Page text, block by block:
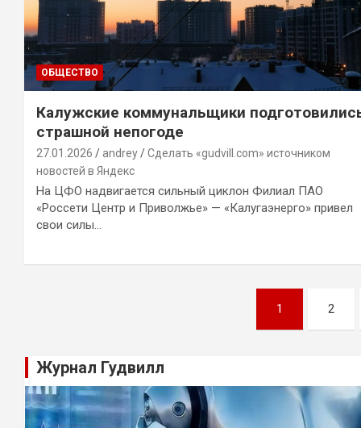
ОБЩЕСТВО
Калужские коммунальщики
страшной непогоде
27.01.2026 andrey
Сделать «gudvill.com» источником
новостей в Яндекс
На ЦФО надвигается сильный циклон Филиал ПАО
«Россети Центр и Приволжье» — «Калугаэнерго» привел
свои силы…
записям
1 2
Журнал Гудвилл